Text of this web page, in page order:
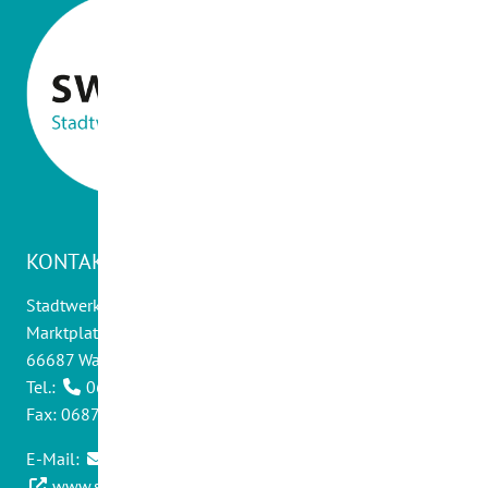
KONTAKT
Stadtwerke Wadern GmbH
Marktplatz 14
66687 Wadern
Tel.:
06871 - 9012 0
Fax: 06871 - 9012 30
E-Mail: